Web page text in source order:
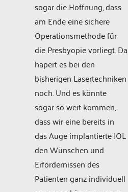
sogar die Hoffnung, dass
am Ende eine sichere
Operationsmethode für
die Presbyopie vorliegt. Da
hapert es bei den
bisherigen Lasertechniken
noch. Und es könnte
sogar so weit kommen,
dass wir eine bereits in
das Auge implantierte IOL
den Wünschen und
Erfordernissen des
Patienten ganz individuell